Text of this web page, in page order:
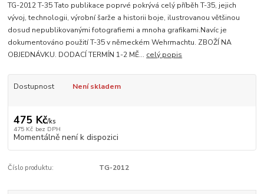
TG-2012 T-35 Tato publikace poprvé pokrývá celý příběh T-35, jejich
vývoj, technologii, výrobní šarže a historii boje, ilustrovanou většinou
dosud nepublikovanými fotografiemi a mnoha grafikami.Navíc je
dokumentováno použití T-35 v německém Wehrmachtu. ZBOŽÍ NA
OBJEDNÁVKU. DODACÍ TERMÍN 1-2 MĚ... celý popis
Dostupnost Není skladem
475 Kč/ks
475 Kč bez DPH
Momentálně není k dispozici
Číslo produktu: TG-2012